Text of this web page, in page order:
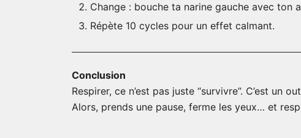
Change : bouche ta narine gauche avec ton
Répète 10 cycles pour un effet calmant.
Conclusion
Respirer, ce n’est pas juste “survivre”. C’est
Alors, prends une pause, ferme les yeux… et